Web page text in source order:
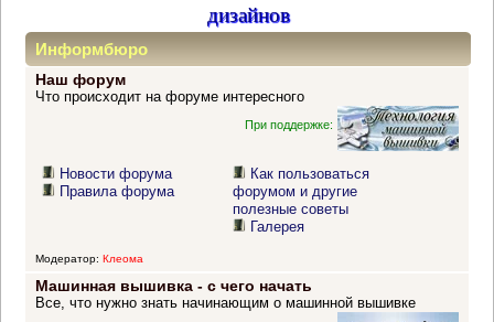
дизайнов
Информбюро
Наш форум
Что происходит на форуме интересного
При поддержке:
Новости форума
Правила форума
Как пользоваться
форумом и другие
полезные советы
Галерея
Модератор: Клеома
Машинная вышивка - с чего начать
Все, что нужно знать начинающим о машинной вышивке